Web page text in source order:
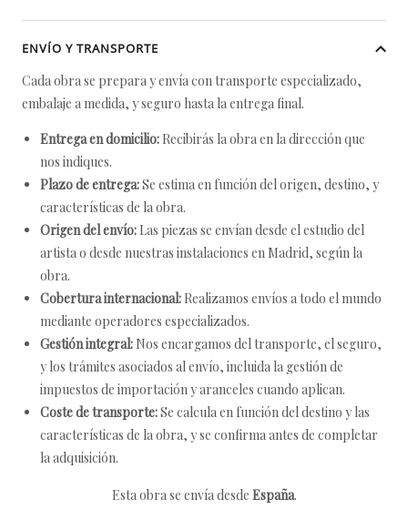
ENVÍO Y TRANSPORTE
Cada obra se prepara y envía con transporte especializado,
embalaje a medida, y seguro hasta la entrega final.
Entrega en domicilio: Recibirás la obra en la dirección que
nos indiques.
Plazo de entrega:Se estima en función del origen, destino, y
características de la obra.
Origen del envío: Las piezas se envían desde el estudio del
artista o desde nuestras instalaciones en Madrid, según la
obra.
Cobertura internacional: Realizamos envíos a todo el mundo
mediante operadores especializados.
Gestión integral: Nos encargamos del transporte, el seguro,
y los trámites asociados al envío, incluida la gestión de
impuestos de importación y aranceles cuando aplican.
Coste de transporte:Se calcula en función del destino y las
características de la obra, y se confirma antes de completar
la adquisición.
Esta obra se envía desde España.